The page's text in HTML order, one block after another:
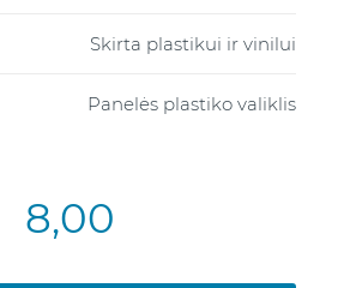
Skirta plastikui ir vinilui
Panelės plastiko valiklis
8,00